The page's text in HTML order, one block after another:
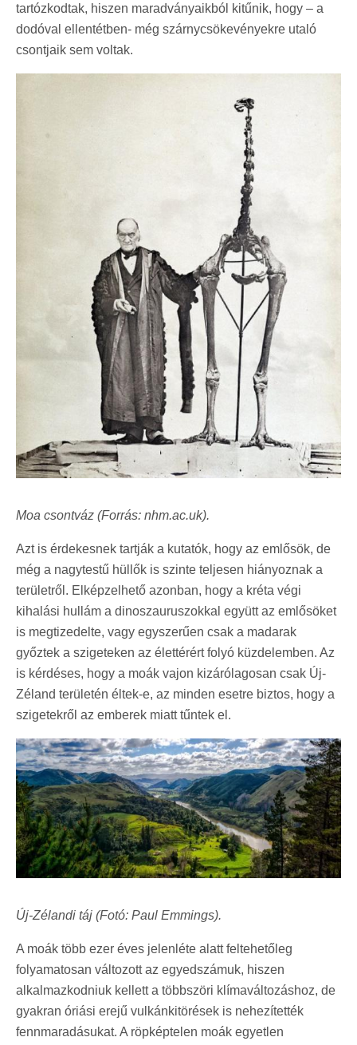
tartózkodtak, hiszen maradványaikból kitűnik, hogy – a
dodóval ellentétben- még szárnycsökevényekre utaló
csontjaik sem voltak.
Moa csontváz (Forrás: nhm.ac.uk).
Azt is érdekesnek tartják a kutatók, hogy az emlősök, de
még a nagytestű hüllők is szinte teljesen hiányoznak a
területről. Elképzelhető azonban, hogy a kréta végi
kihalási hullám a dinoszauruszokkal együtt az emlősöket
is megtizedelte, vagy egyszerűen csak a madarak
győztek a szigeteken az élettérért folyó küzdelemben. Az
is kérdéses, hogy a moák vajon kizárólagosan csak Új-
Zéland területén éltek-e, az minden esetre biztos, hogy a
szigetekről az emberek miatt tűntek el.
Új-Zélandi táj (Fotó: Paul Emmings).
A moák több ezer éves jelenléte alatt feltehetőleg
folyamatosan változott az egyedszámuk, hiszen
alkalmazkodniuk kellett a többszöri klímaváltozáshoz, de
gyakran óriási erejű vulkánkitörések is nehezítették
fennmaradásukat. A röpképtelen moák egyetlen